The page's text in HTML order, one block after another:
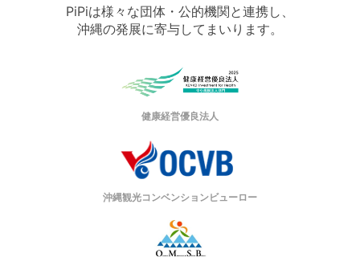
PiPiは様々な団体・公的機関と連携し、
沖縄の発展に寄与してまいります。
健康経営優良法人
沖縄観光コンベンションビューロー